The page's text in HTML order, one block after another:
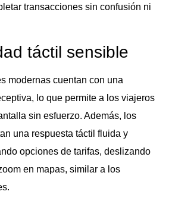
transacciones sin confusión ni
táctil sensible
modernas cuentan con una
lo que permite a los viajeros
sin esfuerzo. Además, los
una respuesta táctil fluida y
opciones de tarifas, deslizando
en mapas, similar a los